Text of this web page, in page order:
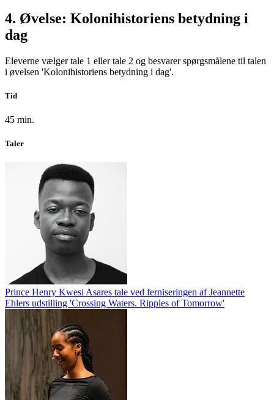
4. Øvelse: Kolonihistoriens betydning i
dag
Eleverne vælger tale 1 eller tale 2 og besvarer spørgsmålene til talen
i øvelsen 'Kolonihistoriens betydning i dag'.
Tid
45 min.
Taler
Prince Henry Kwesi Asares tale ved ferniseringen af Jeannette
Ehlers udstilling 'Crossing Waters. Ripples of Tomorrow'